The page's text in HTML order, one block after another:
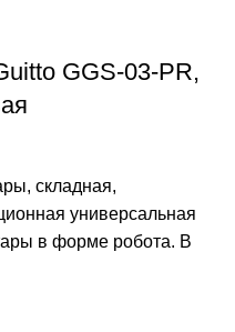
GGS-03-PR,
складная,
универсальная
в форме робота. В